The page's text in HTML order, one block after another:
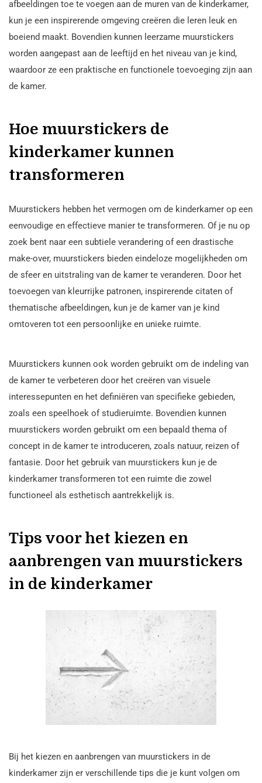
afbeeldingen toe te voegen aan de muren van de kinderkamer,
kun je een inspirerende omgeving creëren die leren leuk en
boeiend maakt. Bovendien kunnen leerzame muurstickers
worden aangepast aan de leeftijd en het niveau van je kind,
waardoor ze een praktische en functionele toevoeging zijn aan
de kamer.
Hoe muurstickers de
kinderkamer kunnen
transformeren
Muurstickers hebben het vermogen om de kinderkamer op een
eenvoudige en effectieve manier te transformeren. Of je nu op
zoek bent naar een subtiele verandering of een drastische
make-over, muurstickers bieden eindeloze mogelijkheden om
de sfeer en uitstraling van de kamer te veranderen. Door het
toevoegen van kleurrijke patronen, inspirerende citaten of
thematische afbeeldingen, kun je de kamer van je kind
omtoveren tot een persoonlijke en unieke ruimte.
Muurstickers kunnen ook worden gebruikt om de indeling van
de kamer te verbeteren door het creëren van visuele
interessepunten en het definiëren van specifieke gebieden,
zoals een speelhoek of studieruimte. Bovendien kunnen
muurstickers worden gebruikt om een bepaald thema of
concept in de kamer te introduceren, zoals natuur, reizen of
fantasie. Door het gebruik van muurstickers kun je de
kinderkamer transformeren tot een ruimte die zowel
functioneel als esthetisch aantrekkelijk is.
Tips voor het kiezen en
aanbrengen van muurstickers
in de kinderkamer
Bij het kiezen en aanbrengen van muurstickers in de
kinderkamer zijn er verschillende tips die je kunt volgen om